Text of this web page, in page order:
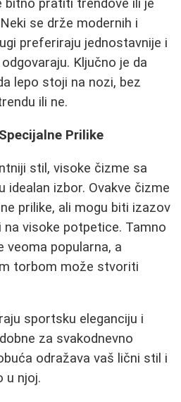
bitno pratiti trendove ili je
se drže modernih i
preferiraju jednostavnije i
Ključno je da
lepo stoji na nozi, bez
ili ne.
Prilike
stil, visoke čizme sa
izbor. Ovakve čizme
prilike, ali mogu biti izazov
na visoke potpetice. Tamno
veoma popularna, a
torbom može stvoriti
sportsku eleganciju i
za svakodnevno
odražava vaš lični stil i
u njoj.